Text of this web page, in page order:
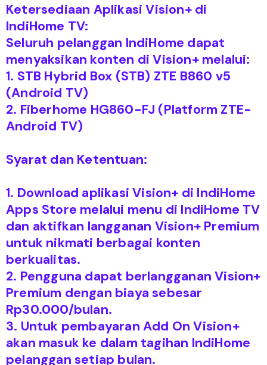
Ketersediaan Aplikasi Vision+ di
IndiHome TV:
Seluruh pelanggan IndiHome dapat
menyaksikan konten di Vision+ melalui:
1. STB Hybrid Box (STB) ZTE B860 v5
(Android TV)
2. Fiberhome HG860-FJ (Platform ZTE-
Android TV)
Syarat dan Ketentuan:
1. Download aplikasi Vision+ di IndiHome
Apps Store melalui menu di IndiHome TV
dan aktifkan langganan Vision+ Premium
untuk nikmati berbagai konten
berkualitas.
2. Pengguna dapat berlangganan Vision+
Premium dengan biaya sebesar
Rp30.000/bulan.
3. Untuk pembayaran Add On Vision+
akan masuk ke dalam tagihan IndiHome
pelanggan setiap bulan.